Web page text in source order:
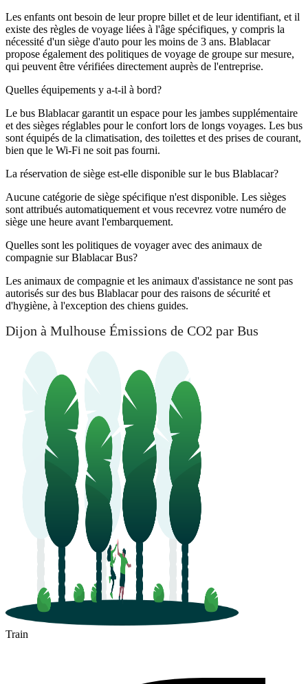
Les enfants ont besoin de leur propre billet et de leur identifiant, et il
existe des règles de voyage liées à l'âge spécifiques, y compris la
nécessité d'un siège d'auto pour les moins de 3 ans. Blablacar
propose également des politiques de voyage de groupe sur mesure,
qui peuvent être vérifiées directement auprès de l'entreprise.
Quelles équipements y a-t-il à bord?
Le bus Blablacar garantit un espace pour les jambes supplémentaire
et des sièges réglables pour le confort lors de longs voyages. Les bus
sont équipés de la climatisation, des toilettes et des prises de courant,
bien que le Wi-Fi ne soit pas fourni.
La réservation de siège est-elle disponible sur le bus Blablacar?
Aucune catégorie de siège spécifique n'est disponible. Les sièges
sont attribués automatiquement et vous recevrez votre numéro de
siège une heure avant l'embarquement.
Quelles sont les politiques de voyager avec des animaux de
compagnie sur Blablacar Bus?
Les animaux de compagnie et les animaux d'assistance ne sont pas
autorisés sur des bus Blablacar pour des raisons de sécurité et
d'hygiène, à l'exception des chiens guides.
Dijon à Mulhouse Émissions de CO2 par Bus
Train